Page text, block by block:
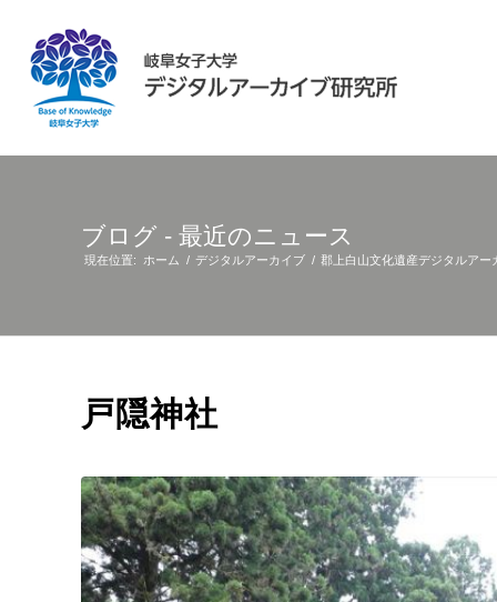
ブログ - 最近のニュース
現在位置: ホーム / デジタルアーカイブ / 郡上白山文化遺産デジタルアー
戸隠神社